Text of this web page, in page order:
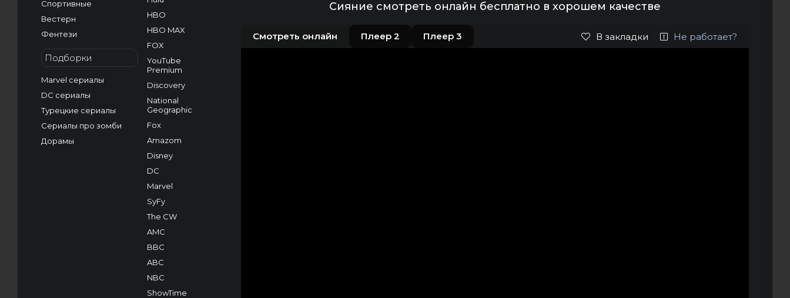
Спортивные
Вестерн
Фентези
Подборки
Marvel сериалы
DC сериалы
Турецкие сериалы
Сериалы про зомби
Дорамы
HBO
HBO MAX
FOX
YouTube
Premium
Discovery
National
Geographic
Fox
Amazom
Disney
DC
Marvel
SyFy
The CW
AMC
BBC
ABC
NBC
ShowTime
Сияние смотреть онлайн бесплатно в хорошем качестве
Смотреть онлайн Плеер 2 Плеер 3 В закладки Не работает?